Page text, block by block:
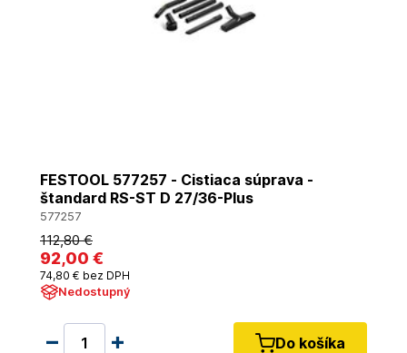
FESTOOL 577257 - Cistiaca súprava -
štandard RS-ST D 27/36-Plus
577257
112,80 €
92,00 €
74,80 € bez DPH
Nedostupný
Do košíka